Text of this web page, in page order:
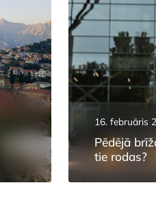
16. februāris
Pēdējā
tie rodas?